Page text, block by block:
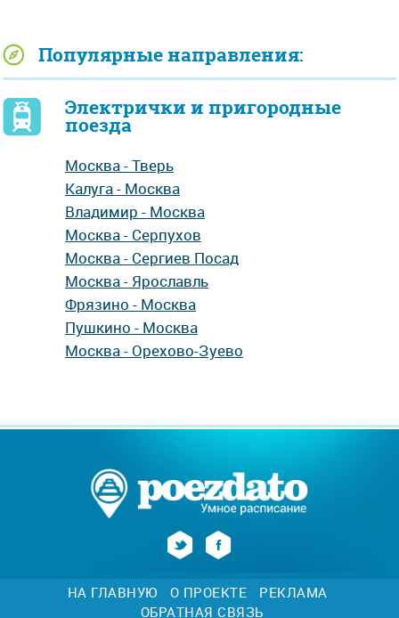
Популярные направления:
Электрички и пригородные
поезда
Москва - Тверь
Калуга - Москва
Владимир - Москва
Москва - Серпухов
Москва - Сергиев Посад
Москва - Ярославль
Фрязино - Москва
Пушкино - Москва
Москва - Орехово-Зуево
НА ГЛАВНУЮ О ПРОЕКТЕ
РЕКЛАМА
ОБРАТНАЯ СВЯЗЬ